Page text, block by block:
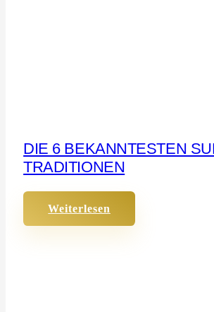
DIE 6 BEKANNTESTEN
TRADITIONEN
Weiterlesen